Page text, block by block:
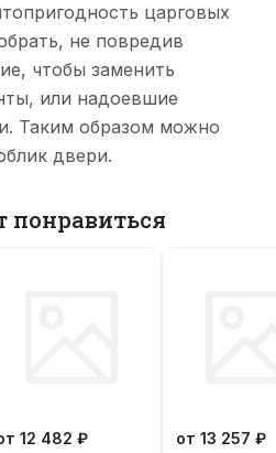
царговых
не повредив
чтобы заменить
или надоевшие
Таким образом можно
двери.
12 482 ₽ от 13 257 ₽